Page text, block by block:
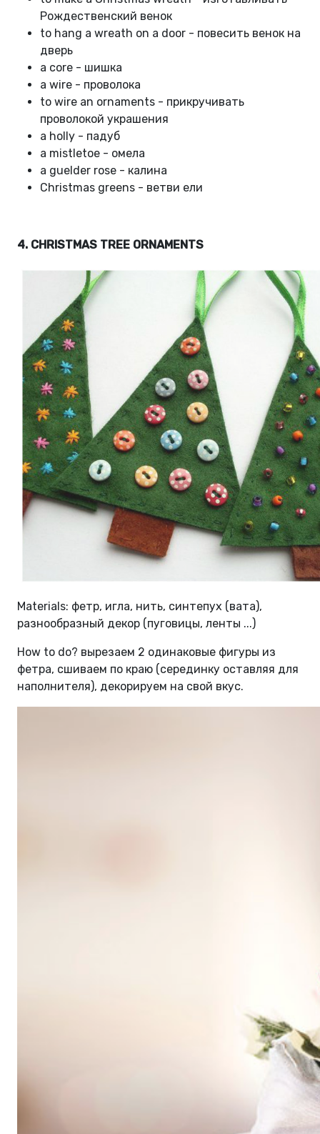
Рождественский венок
to hang a wreath on a door - повесить венок на
дверь
a core - шишка
a wire - проволока
to wire an ornaments - прикручивать
проволокой украшения
a holly - падуб
a mistletoe - омела
a guelder rose - калина
Christmas greens - ветви ели
4. CHRISTMAS TREE ORNAMENTS
Materials: фетр, игла, нить, синтепух (вата),
разнообразный декор (пуговицы, ленты ...)
How to do? вырезаем 2 одинаковые фигуры из
фетра, сшиваем по краю (серединку оставляя для
наполнителя), декорируем на свой вкус.